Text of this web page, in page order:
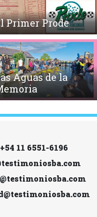
Primer Prode
Aguas de la
11 6551-6196